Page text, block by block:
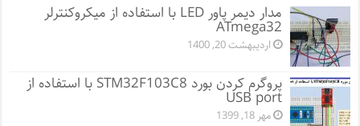
مدار دیمر پاور LED با استفاده از میکروکنترلر
ATmega32
اردیبهشت 20, 1400
پروگرم کردن بورد STM32F103C8 با استفاده از
USB port
مهر 18, 1399